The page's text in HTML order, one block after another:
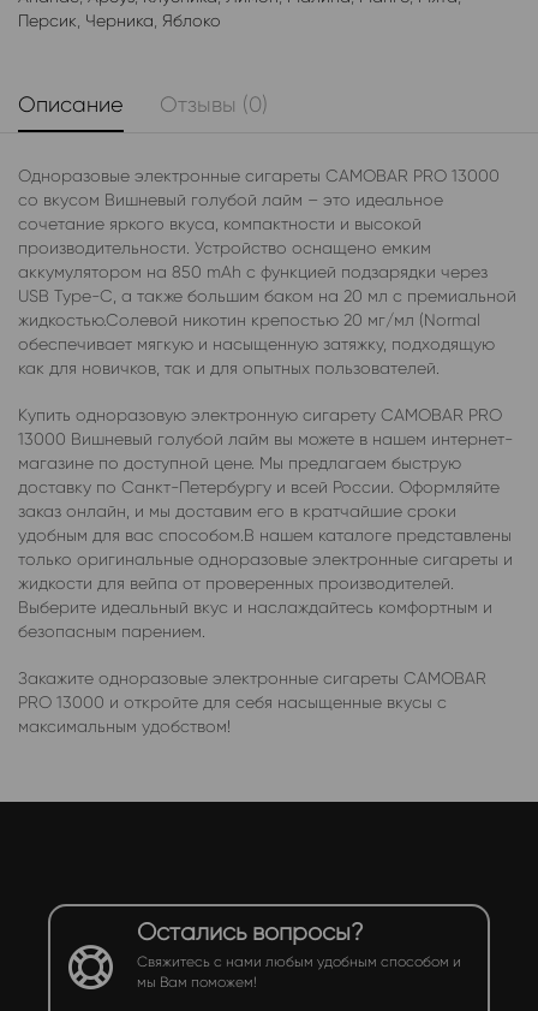
Персик Черника Яблоко
Описание Отзывы (0)
Одноразовые электронные сигареты CAMOBAR PRO 13000
со вкусом Вишневый голубой лайм – это идеальное
сочетание яркого вкуса, компактности и высокой
производительности. Устройство оснащено емким
аккумулятором на 850 mAh с функцией подзарядки через
USB Type-C, а также большим баком на 20 мл с премиальной
жидкостью.Солевой никотин крепостью 20 мг/мл (Normal
обеспечивает мягкую и насыщенную затяжку, подходящую
как для новичков, так и для опытных пользователей.
Купить одноразовую электронную сигарету CAMOBAR PRO
13000 Вишневый голубой лайм вы можете в нашем интернет-
магазине по доступной цене. Мы предлагаем быструю
доставку по Санкт-Петербургу и всей России. Оформляйте
заказ онлайн, и мы доставим его в кратчайшие сроки
удобным для вас способом.В нашем каталоге представлены
только оригинальные одноразовые электронные сигареты и
жидкости для вейпа от проверенных производителей.
Выберите идеальный вкус и наслаждайтесь комфортным и
безопасным парением.
Закажите одноразовые электронные сигареты CAMOBAR
PRO 13000 и откройте для себя насыщенные вкусы с
максимальным удобством!
Остались вопросы?
Свяжитесь с нами любым удобным способом и
мы Вам поможем!